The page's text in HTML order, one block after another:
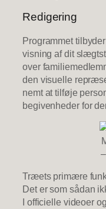
Redigering
Programmet
visning af dit
over
den visuelle
nemt at tilføje
begivenheder for
Træets primære
Det er som sådan
I officielle videoer